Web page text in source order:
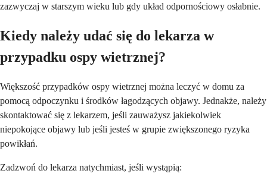
zazwyczaj w starszym wieku lub gdy układ odpornościowy osłabnie.
Kiedy należy udać się do lekarza w
przypadku ospy wietrznej?
Większość przypadków ospy wietrznej można leczyć w domu za
pomocą odpoczynku i środków łagodzących objawy. Jednakże, należy
skontaktować się z lekarzem, jeśli zauważysz jakiekolwiek
niepokojące objawy lub jeśli jesteś w grupie zwiększonego ryzyka
powikłań.
Zadzwoń do lekarza natychmiast, jeśli wystąpią: